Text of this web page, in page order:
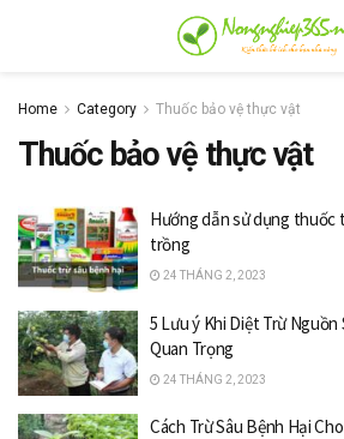
Home Category Thuốc bảo vệ thực vật
Thuốc bảo vệ thực vật
Hướng dẫn sử dụng thuốc
trồng
24 THÁNG 2, 2023
5 Lưu ý Khi Diệt Trừ Nguồn
Quan Trọng
24 THÁNG 2, 2023
Cách Trừ Sâu Bệnh Hại